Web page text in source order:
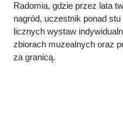
Radomia, gdzie przez lata
nagród, uczestnik ponad
licznych wystaw
zbiorach muzealnych oraz
za granicą.